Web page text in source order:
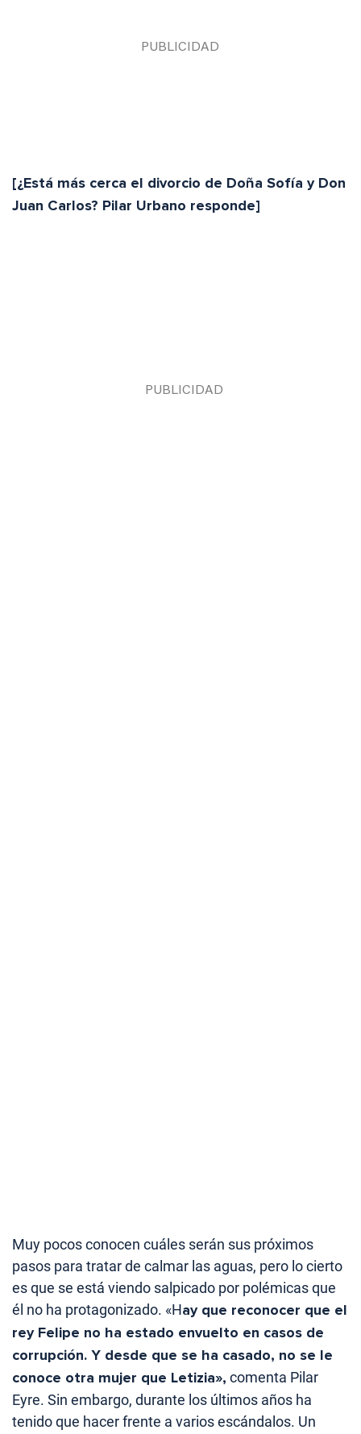
[¿Está más cerca el divorcio de Doña Sofía y Don
Juan Carlos? Pilar Urbano responde]
Muy pocos conocen cuáles serán sus próximos
pasos para tratar de calmar las aguas, pero lo cierto
es que se está viendo salpicado por polémicas que
él no ha protagonizado. «Hay que reconocer que el
rey Felipe no ha estado envuelto en casos de
corrupción. Y desde que se ha casado, no se le
conoce otra mujer que Letizia», comenta Pilar
Eyre. Sin embargo, durante los últimos años ha
tenido que hacer frente a varios escándalos. Un